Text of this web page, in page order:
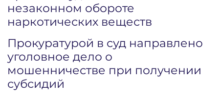
незаконном обороте
наркотических веществ
Прокуратурой в суд направлено
уголовное дело о
мошенничестве при получении
субсидий